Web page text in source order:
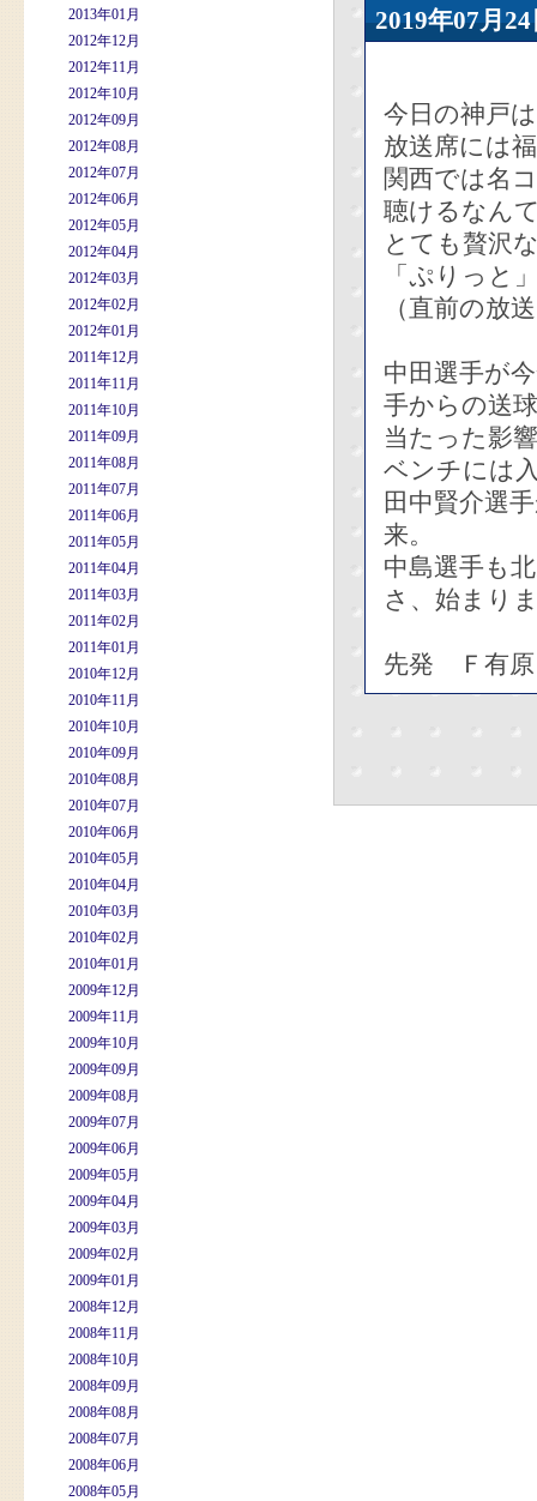
2013年01月
2012年12月
2012年11月
2012年10月
2012年09月
2012年08月
2012年07月
2012年06月
2012年05月
2012年04月
2012年03月
2012年02月
2012年01月
2011年12月
2011年11月
2011年10月
2011年09月
2011年08月
2011年07月
2011年06月
2011年05月
2011年04月
2011年03月
2011年02月
2011年01月
2010年12月
2010年11月
2010年10月
2010年09月
2010年08月
2010年07月
2010年06月
2010年05月
2010年04月
2010年03月
2010年02月
2010年01月
2009年12月
2009年11月
2009年10月
2009年09月
2009年08月
2009年07月
2009年06月
2009年05月
2009年04月
2009年03月
2009年02月
2009年01月
2008年12月
2008年11月
2008年10月
2008年09月
2008年08月
2008年07月
2008年06月
2008年05月
2019年07
今日の神戸
放送席には
関西では名
聴けるなん
とても贅沢
「ぷりっと
（直前の放
中田選手が
手からの送
当たった影
ベンチには
田中賢介選
来。
中島選手も
さ、始まり
先発 Ｆ有